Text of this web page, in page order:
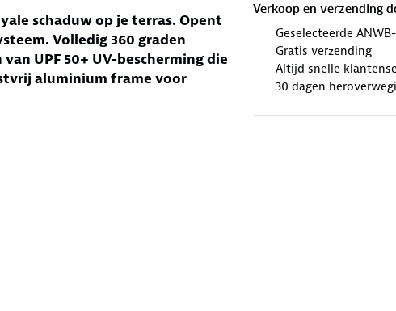
Verkoop en verzending
Geselecteerde
Gratis verzending
Altijd snelle
30 dagen
schaduw op je terras. Opent
Volledig 360 graden
UPF 50+ UV-bescherming die
aluminium frame voor
beweging is de parasol
een simpele druk is alles wat je